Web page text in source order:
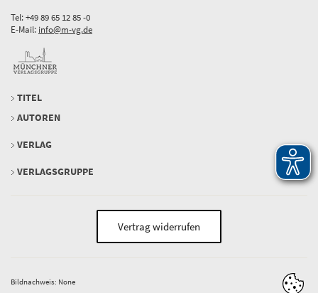
Tel: +49 89 65 12 85 -0
E-Mail: info@m-vg.de
TITEL
AUTOREN
VERLAG
VERLAGSGRUPPE
Vertrag widerrufen
Bildnachweis: None